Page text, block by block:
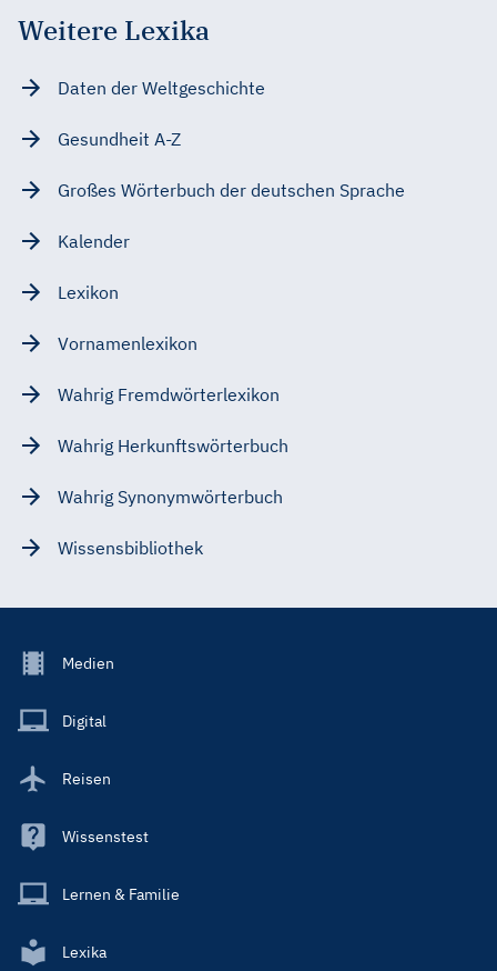
Weitere Lexika
Daten der Weltgeschichte
Gesundheit A-Z
Großes Wörterbuch der deutschen Sprache
Kalender
Lexikon
Vornamenlexikon
Wahrig Fremdwörterlexikon
Wahrig Herkunftswörterbuch
Wahrig Synonymwörterbuch
Wissensbibliothek
Footer
Main
Medien
Digital
Reisen
Wissenstest
Lernen & Familie
Lexika